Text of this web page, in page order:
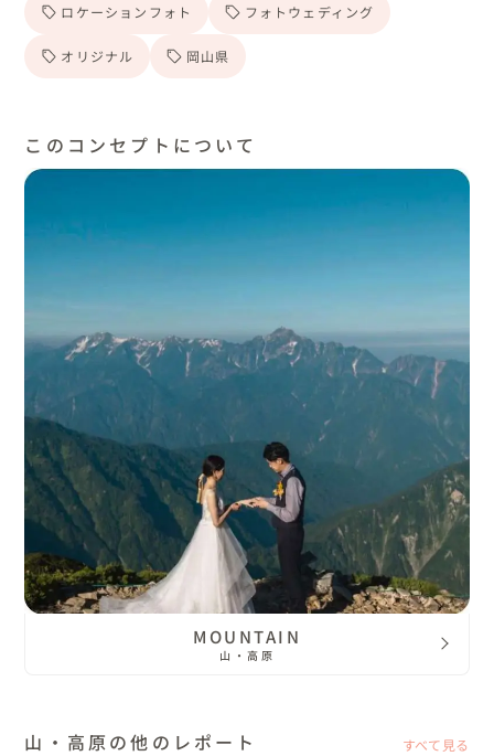
ロケーションフォト フォトウェディング
オリジナル 岡山県
このコンセプトについて
MOUNTAIN
山・高原
山・高原の他のレポート すべて見る